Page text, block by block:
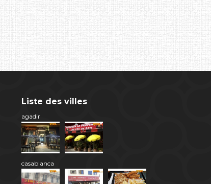
Liste des villes
agadir
casablanca